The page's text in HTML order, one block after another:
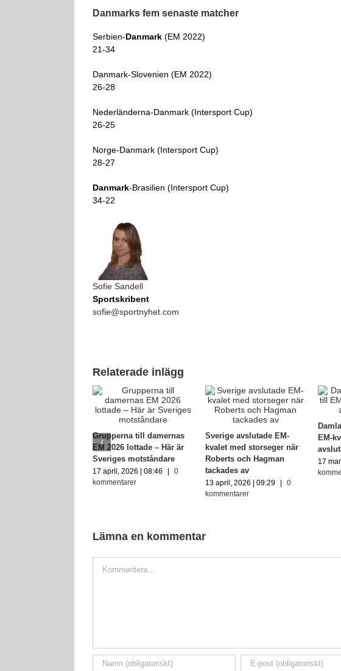
Danmarks fem senaste matcher
Serbien-Danmark (EM 2022)
21-34
Danmark-Slovenien (EM 2022)
26-28
Nederländerna-Danmark (Intersport Cup)
26-25
Norge-Danmark (Intersport Cup)
28-27
Danmark-Brasilien (Intersport Cup)
34-22
Sofie Sandell
Sportskribent
sofie@sportnyhet.com
Relaterade inlägg
Grupperna till damernas
EM 2026 lottade – Här är
Sveriges motståndare
17 april, 2026 | 08:46 |
0
kommentarer
Sverige avslutade EM-
kvalet med storseger när
Roberts och Hagman
tackades av
13 april, 2026 | 09:29 |
0
kommentarer
EM-
17
Lämna en kommentar